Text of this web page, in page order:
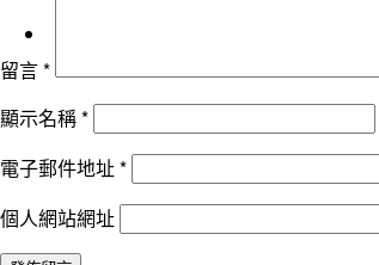
留言*
顯示名稱*
電子郵件地址*
個人網站網址